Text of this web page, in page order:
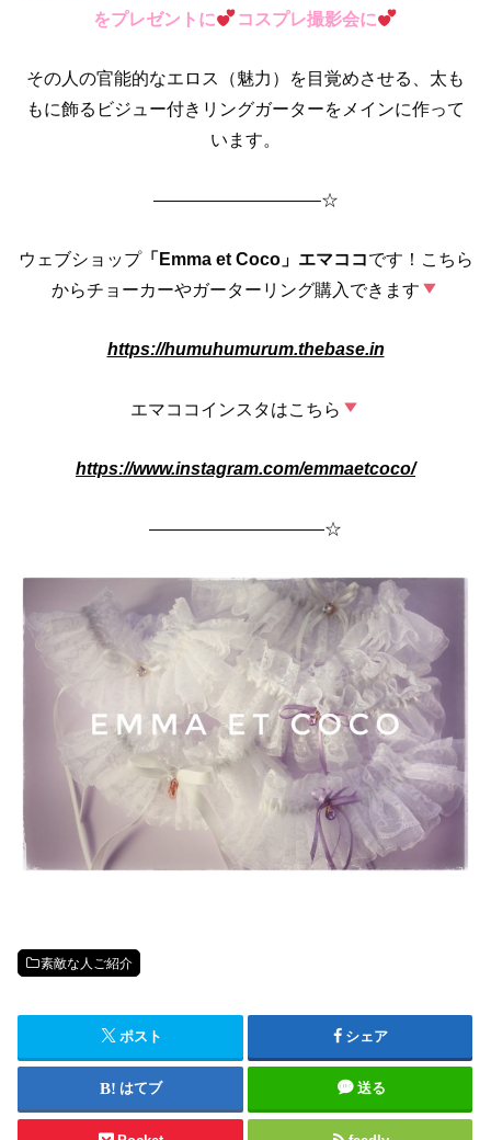
をプレゼントに
コスプレ撮影会に
その人の官能的なエロス（魅力）を目覚めさせる、太も
もに飾るビジュー付きリングガーターをメインに作って
います。
—————————–☆
ウェブショップ「Emma et Coco」エマココです！こちら
からチョーカーやガーターリング購入できます
https://humuhumurum.thebase.in
エマココインスタはこちら
https://www.instagram.com/emmaetcoco/
——————————☆
素敵な人ご紹介
ポスト シェア
はてブ 送る